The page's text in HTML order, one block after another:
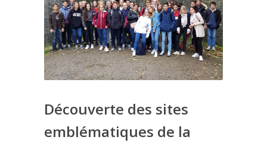
Découverte des sites
emblématiques de la